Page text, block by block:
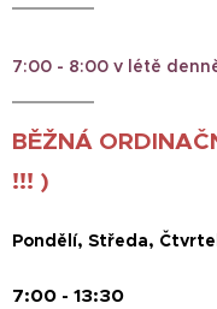
7:00 - 8:00 v létě
BĚŽNÁ
!!! )
Pondělí, Středa,
7:00 - 13:30